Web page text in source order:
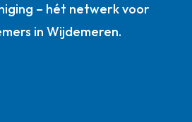
– hét netwerk voor
in Wijdemeren.